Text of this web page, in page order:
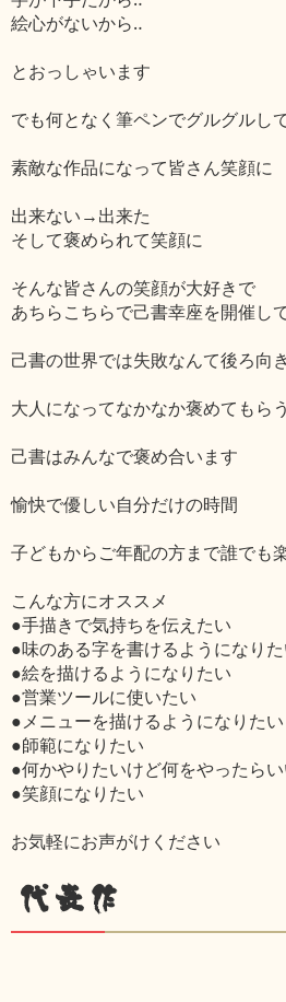
絵心がないから‥
とおっしゃいます
でも何となく筆ペンでグルグルし
素敵な作品になって皆さん笑顔に
出来ない→出来た
そして褒められて笑顔に
そんな皆さんの笑顔が大好きで
あちらこちらで己書幸座を開催し
己書の世界では失敗なんて後ろ向
大人になってなかなか褒めてもら
己書はみんなで褒め合います
愉快で優しい自分だけの時間
子どもからご年配の方まで誰でも
こんな方にオススメ
●手描きで気持ちを伝えたい
●味のある字を書けるようになり
●絵を描けるようになりたい
●営業ツールに使いたい
●メニューを描けるようになりたい
●師範になりたい
●何かやりたいけど何をやったら
●笑顔になりたい
お気軽にお声がけください
代表作